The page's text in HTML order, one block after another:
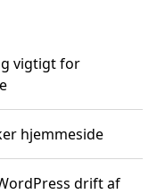
vigtigt for
hjemmeside
drift af